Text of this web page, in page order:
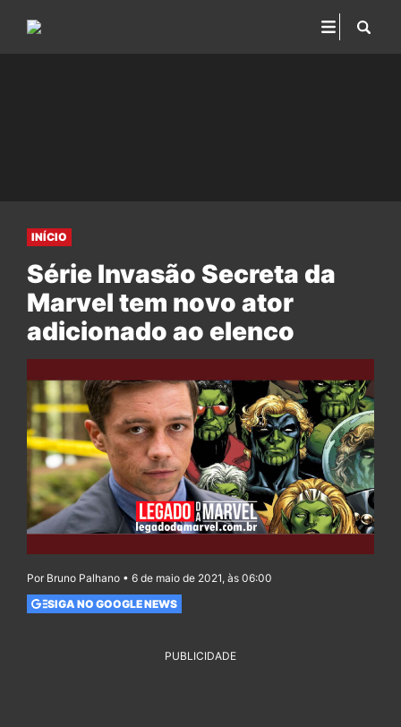
INÍCIO
Série Invasão Secreta da
Marvel tem novo ator
adicionado ao elenco
Por Bruno Palhano • 6 de maio de 2021, às 06:00
SIGA NO GOOGLE NEWS
PUBLICIDADE